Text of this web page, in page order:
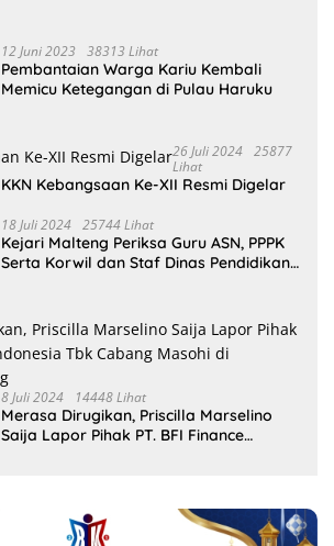
12 Juni 2023 38313 Lihat
Pembantaian Warga Kariu Kembali
Memicu Ketegangan di Pulau Haruku
26 Juli 2024 25877
Lihat
KKN Kebangsaan Ke-XII Resmi Digelar
18 Juli 2024 25744 Lihat
Kejari Malteng Periksa Guru ASN, PPPK
Serta Korwil dan Staf Dinas Pendidikan
8 Juli 2024 14448 Lihat
Merasa Dirugikan, Priscilla Marselino
Saija Lapor Pihak PT. BFI Finance